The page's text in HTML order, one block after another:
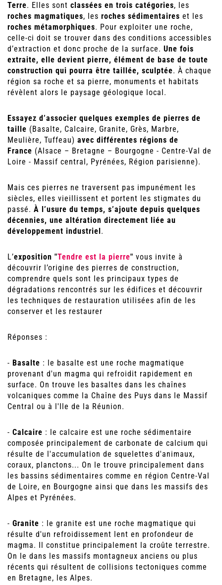
Terre. Elles sont classées en trois catégories, les
roches magmatiques, les roches sédimentaires et les
roches métamorphiques. Pour exploiter une roche,
celle-ci doit se trouver dans des conditions accessibles
d’extraction et donc proche de la surface. Une fois
extraite, elle devient pierre, élément de base de toute
construction qui pourra être taillée, sculptée. À chaque
région sa roche et sa pierre, monuments et habitats
révèlent alors le paysage géologique local.
Essayez d’associer quelques exemples de pierres de
taille (Basalte, Calcaire, Granite, Grès, Marbre,
Meulière, Tuffeau) avec différentes régions de
France (Alsace – Bretagne – Bourgogne - Centre-Val de
Loire - Massif central, Pyrénées, Région parisienne).
Mais ces pierres ne traversent pas impunément les
siècles, elles vieillissent et portent les stigmates du
passé. À l’usure du temps, s’ajoute depuis quelques
décennies, une altération directement liée au
développement industriel.
L’exposition "Tendre est la pierre" vous invite à
découvrir l’origine des pierres de construction,
comprendre quels sont les principaux types de
dégradations rencontrés sur les édifices et découvrir
les techniques de restauration utilisées afin de les
conserver et les restaurer
Réponses :
- Basalte : le basalte est une roche magmatique
provenant d'un magma qui refroidit rapidement en
surface. On trouve les basaltes dans les chaînes
volcaniques comme la Chaîne des Puys dans le Massif
Central ou à l'Ile de la Réunion.
- Calcaire : le calcaire est une roche sédimentaire
composée principalement de carbonate de calcium qui
résulte de l'accumulation de squelettes d'animaux,
coraux, planctons... On le trouve principalement dans
les bassins sédimentaires comme en région Centre-Val
de Loire, en Bourgogne ainsi que dans les massifs des
Alpes et Pyrénées.
- Granite : le granite est une roche magmatique qui
résulte d'un refroidissement lent en profondeur de
magma. Il constitue principalement la croûte terrestre.
On le dans les massifs montagneux anciens ou plus
récents qui résultent de collisions tectoniques comme
en Bretagne, les Alpes.